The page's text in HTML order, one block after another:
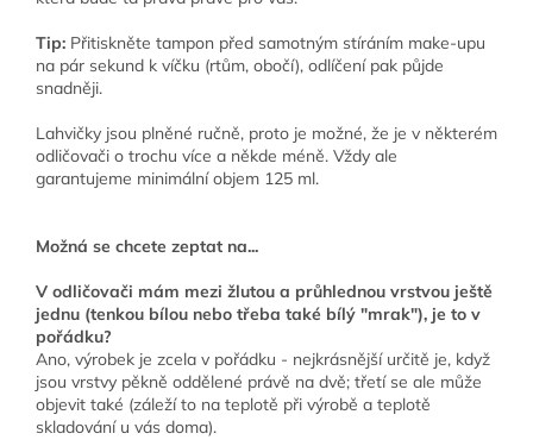
Tip: Přitiskněte tampon před samotným stíráním make-upu
na pár sekund k víčku (rtům, obočí), odlíčení pak půjde
snadněji.
Lahvičky jsou plněné ručně, proto je možné, že je v některém
odličovači o trochu více a někde méně. Vždy ale
garantujeme minimální objem 125 ml.
Možná se chcete zeptat na...
V odličovači mám mezi žlutou a průhlednou vrstvou ještě
jednu (tenkou bílou nebo třeba také bílý "mrak"), je to v
pořádku?
Ano, výrobek je zcela v pořádku - nejkrásnější určitě je, když
jsou vrstvy pěkně oddělené právě na dvě; třetí se ale může
objevit také (záleží to na teplotě při výrobě a teplotě
skladování u vás doma).